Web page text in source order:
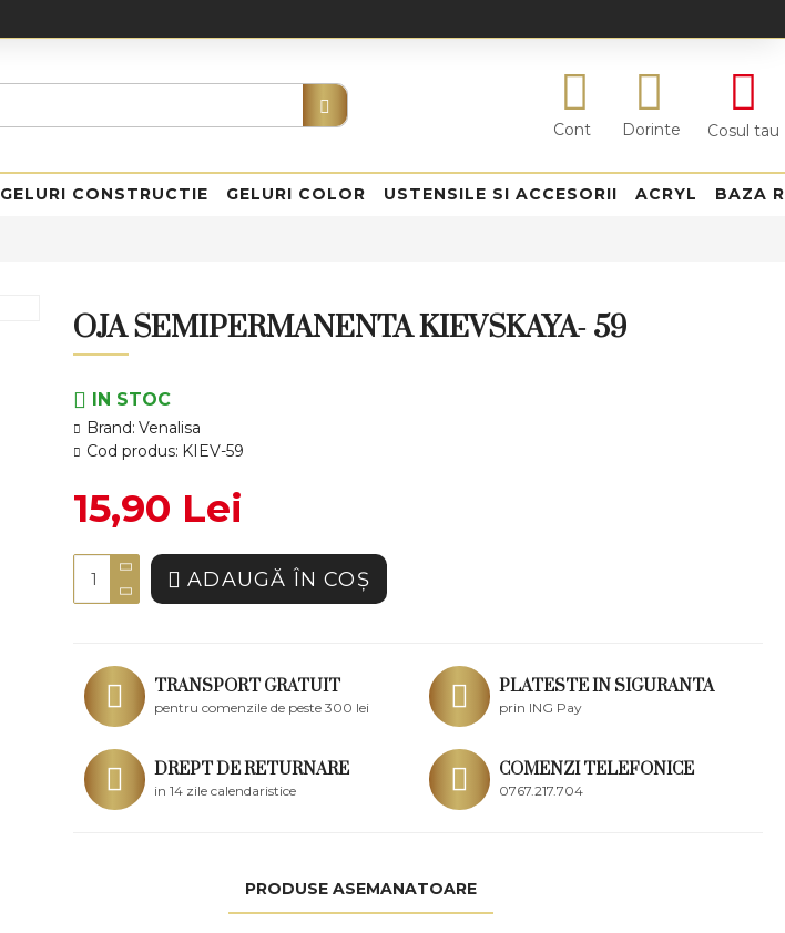
Cont Dorinte Cosul tau
GELURI CONSTRUCTIE GELURI COLOR USTENSILE SI ACCESORII ACRYL BAZA
OJA SEMIPERMANENTA KIEVSKAYA- 59
IN STOC
Brand: Venalisa
Cod produs: KIEV-59
15,90 Lei
ADAUGĂ ÎN COŞ
TRANSPORT GRATUIT
pentru comenzile de peste 300 lei
PLATESTE IN SIGURANTA
prin ING Pay
DREPT DE RETURNARE
in 14 zile calendaristice
COMENZI TELEFONICE
0767.217.704
PRODUSE ASEMANATOARE